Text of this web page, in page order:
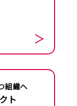
組織へ
ト